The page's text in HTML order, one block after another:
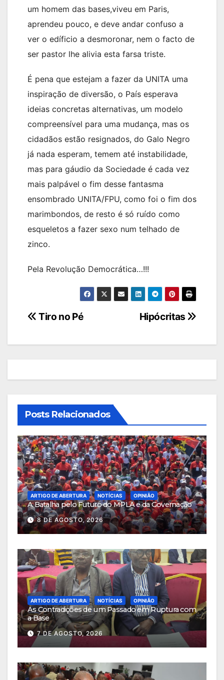
um homem das bases,viveu em Paris,
aprendeu pouco, e deve andar confuso a
ver o edíficio a desmoronar, nem o facto de
ser pastor lhe alivia esta farsa triste.
É pena que estejam a fazer da UNITA uma
inspiração de diversão, o País esperava
ideias concretas alternativas, um modelo
compreensível para uma mudança, mas os
cidadãos estão resignados, do Galo Negro
já nada esperam, temem até instabilidade,
mas para gáudio da Sociedade é cada vez
mais palpável o fim desse fantasma
ensombrado UNITA/FPU, como foi o fim dos
marimbondos, de resto é só ruído como
esqueletos a fazer sexo num telhado de
zinco.
Pela Revolução Democrática…!!!
Navegação
Hipócritas
Tiro no Pé
Posts Relacionados
ARTIGO DE ABERTURA NOTÍCIAS OPINIÃO
A Batalha pelo Futuro do MPLA e da Governação
8 DE AGOSTO, 2026
ARTIGO DE ABERTURA NOTÍCIAS OPINIÃO
As Contradições de um Passado em Ruptura com
a Base
7 DE AGOSTO, 2026